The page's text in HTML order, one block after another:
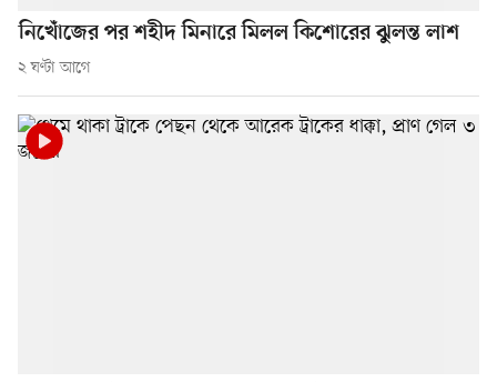
নিখোঁজের পর শহীদ মিনারে মিলল কিশোরের ঝুলন্ত লাশ
২ ঘণ্টা আগে